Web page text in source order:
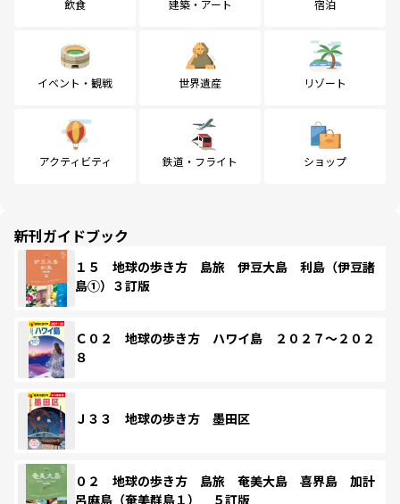
飲食 建築・アート 宿泊
イベント・観戦 世界遺産 リゾート
アクティビティ 鉄道・フライト ショップ
新刊ガイドブック
１５ 地球の歩き方 島旅 伊豆大島 利島（伊豆諸
島①）３訂版
Ｃ０２ 地球の歩き方 ハワイ島 ２０２７～２０２
８
Ｊ３３ 地球の歩き方 墨田区
０２ 地球の歩き方 島旅 奄美大島 喜界島 加計
呂麻島（奄美群島１） ５訂版